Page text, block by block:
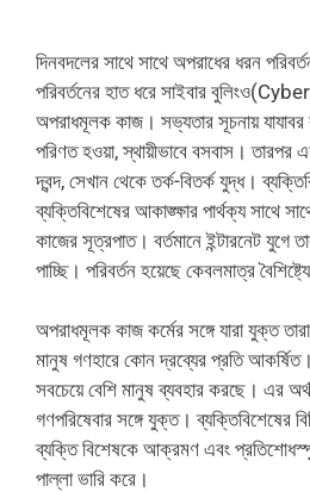
দিনবদলের সাথে সাথে অপরাধের ধরন
পরিবর্তনের হাত ধরে সাইবার
অপরাধমূলক কাজ। সভ্যতার সূচনায় যাযাবর
পরিণত হওয়া, স্থায়ীভাবে বসবাস। তারপর
দ্বন্দ, সেখান থেকে তর্ক-বিতর্ক যুদ্ধ।
ব্যক্তিবিশেষের আকাঙ্ক্ষার পার্থক্য সাথে
কাজের সূত্রপাত। বর্তমানে ইন্টারনেট যুগে
পাচ্ছি। পরিবর্তন হয়েছে কেবলমাত্র
অপরাধমূলক কাজ কর্মের সঙ্গে যারা যুক্ত
মানুষ গণহারে কোন দ্রব্যের প্রতি
সবচেয়ে বেশি মানুষ ব্যবহার করছে। এর
গণপরিষেবার সঙ্গে যুক্ত। ব্যক্তিবিশেষের
ব্যক্তি বিশেষকে আক্রমণ এবং
পাল্লা ভারি করে।